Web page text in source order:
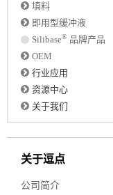
填料
即用型缓冲液
Silibase® 品牌产品
OEM
行业应用
资源中心
关于我们
关于逗点
公司简介